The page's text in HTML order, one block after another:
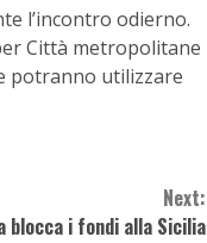
l’incontro odierno.
Città metropolitane
potranno utilizzare
Next:
blocca i fondi alla Sicilia